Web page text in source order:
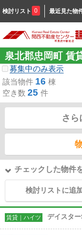
検討リスト 0 最近見た物
泉北郡忠岡町 賃
募集中のみ表示
該当物件 16 棟
空き数 25 件
さら
チェックした物件
検討リストに追
賃貸｜ハイツ デイスタ